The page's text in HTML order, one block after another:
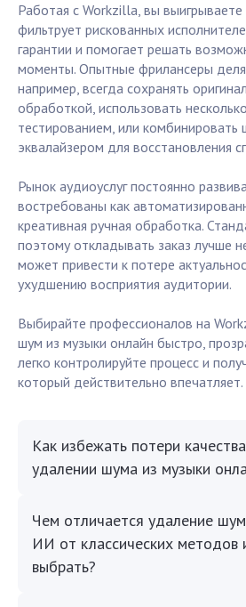
Работая с Workzilla, вы
фильтрует рискованных
гарантии и помогает решать
моменты. Опытные фрилансеры
например, всегда сохранять
обработкой, использовать
тестированием, или
эквалайзером для восстановления
Рынок аудиоуслуг постоянно
востребованы как
креативная ручная обработка.
поэтому откладывать заказ лучше
может привести к потере
ухудшению восприятия аудитории.
Выбирайте профессионалов на
шум из музыки онлайн быстро,
легко контролируйте процесс и
который действительно впечатляет.
Как избежать потери
удалении шума из музыки
Чем отличается удаление
ИИ от классических методов
выбрать?